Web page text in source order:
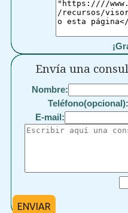
Envía una
Nombre:
Teléfono(opcional):
E-mail:
ENVIAR